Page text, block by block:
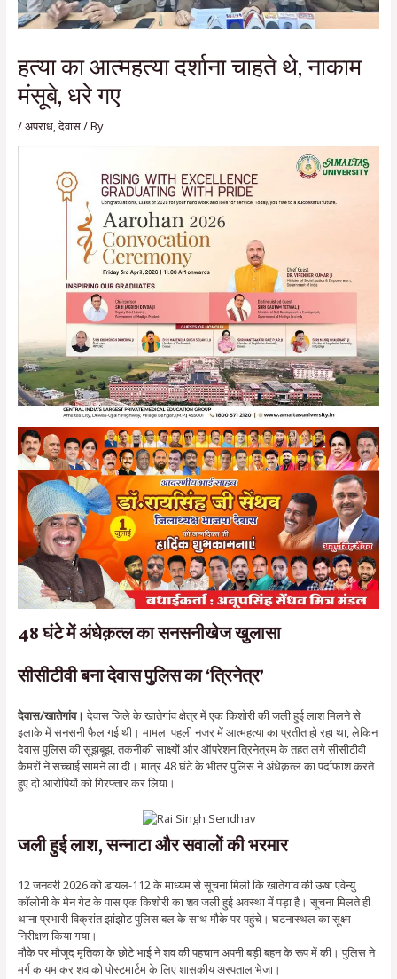
हत्या का आत्महत्या दर्शाना चाहते थे, नाकाम
मंसूबे, धरे गए
/अपराध,देवास/ By
48 घंटे में अंधेक़त्ल का सनसनीखेज खुलासा
सीसीटीवी बना देवास पुलिस का ‘त्रिनेत्र’
देवास/खातेगांव। देवास जिले के खातेगांव क्षेत्र में एक किशोरी की जली हुई लाश मिलने से
इलाके में सनसनी फैल गई थी। मामला पहली नजर में आत्महत्या का प्रतीत हो रहा था, लेकिन
देवास पुलिस की सूझबूझ, तकनीकी साक्ष्यों और ऑपरेशन त्रिनेत्रम के तहत लगे सीसीटीवी
कैमरों ने सच्चाई सामने ला दी। मात्र 48 घंटे के भीतर पुलिस ने अंधेक़त्ल का पर्दाफाश करते
हुए दो आरोपियों को गिरफ्तार कर लिया।
जली हुई लाश, सन्नाटा और सवालों की भरमार
12 जनवरी 2026 को डायल-112 के माध्यम से सूचना मिली कि खातेगांव की ऊषा एवेन्यु
कॉलोनी के मेन गेट के पास एक किशोरी का शव जली हुई अवस्था में पड़ा है। सूचना मिलते ही
थाना प्रभारी विक्रांत झांझोट पुलिस बल के साथ मौके पर पहुंचे। घटनास्थल का सूक्ष्म
निरीक्षण किया गया।
मौके पर मौजूद मृतिका के छोटे भाई ने शव की पहचान अपनी बड़ी बहन के रूप में की। पुलिस ने
मर्ग कायम कर शव को पोस्टमार्टम के लिए शासकीय अस्पताल भेजा।